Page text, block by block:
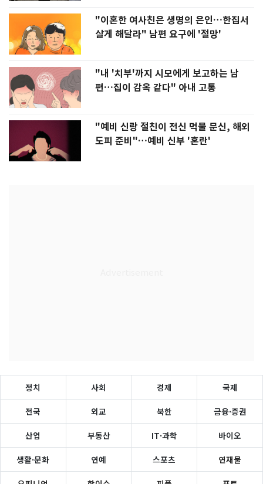
"이혼한 여사친은 생명의 은인…한집서
살게 해달라" 남편 요구에 '절망'
"내 '치부'까지 시모에게 보고하는 남
편…집이 감옥 같다" 아내 고통
"예비 신랑 절친이 전신 먹물 문신, 해외
도피 준비"…예비 신부 '혼란'
정치 사회 경제 국제
전국 외교 북한 금융·증권
산업 부동산 IT·과학 바이오
생활·문화 연예 스포츠 연재물